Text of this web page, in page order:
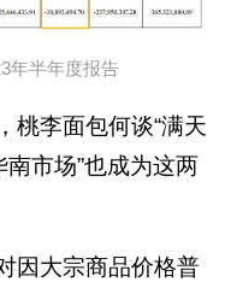
年半年度报告
桃李面包何谈“满天
南市场”也成为这两
因大宗商品价格普